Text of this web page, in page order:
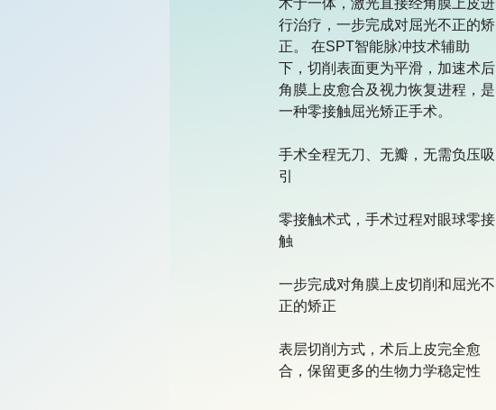
行治疗，一步完成对屈光不正的矫
正。 在SPT智能脉冲技术辅助
下，切削表面更为平滑，加速术后
角膜上皮愈合及视力恢复进程，是
一种零接触屈光矫正手术。
手术全程无刀、无瓣，无需负压吸
引
零接触术式，手术过程对眼球零接
触
一步完成对角膜上皮切削和屈光不
正的矫正
表层切削方式，术后上皮完全愈
合，保留更多的生物力学稳定性